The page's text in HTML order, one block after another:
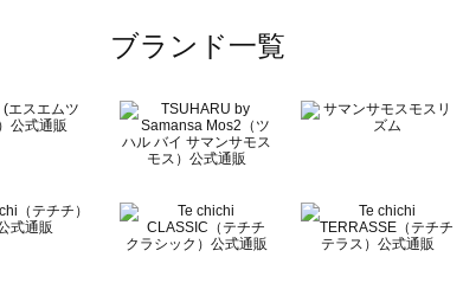
ブランド一覧